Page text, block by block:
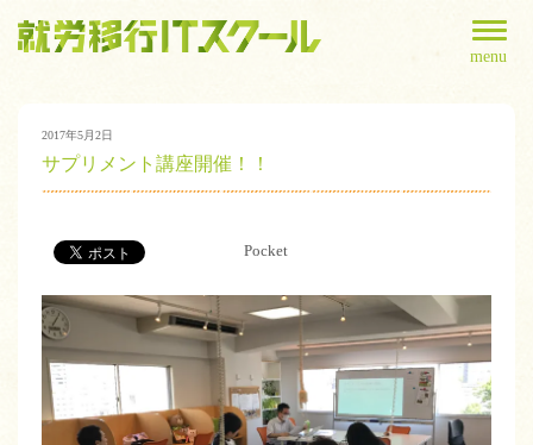
menu
2017年5月2日
サプリメント講座開催！！
Pocket